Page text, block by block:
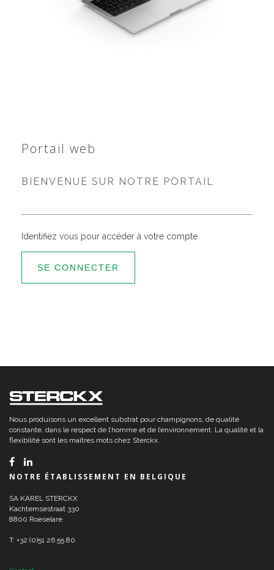
Portail web
BIENVENUE SUR NOTRE PORTAIL
Identifiez vous pour accéder à votre compte
SE CONNECTER
Nous produisons un excellent substrat pour champignons, de qualité
constante, dans le respect de l’homme et de l’environnement. La qualité et la
flexibilité sont les maîtres mots chez Sterckx.
NOTRE ÉTABLISSEMENT EN BELGIQUE
SA KAREL STERCKX
Kachtemsestraat 330
8800 Roeselare
T: +32 (0)51 26 55 80